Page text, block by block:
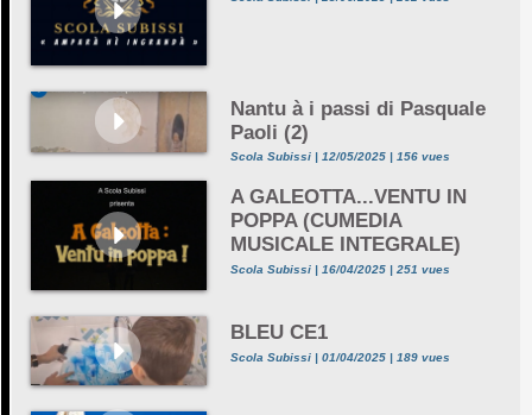
Nantu à i passi di Pasquale
Paoli (2)
Scola Subissi | 12/05/2025 | 156 vues
A GALEOTTA...VENTU IN
POPPA (CUMEDIA
MUSICALE INTEGRALE)
Scola Subissi | 16/04/2025 | 251 vues
BLEU CE1
Scola Subissi | 01/04/2025 | 189 vues